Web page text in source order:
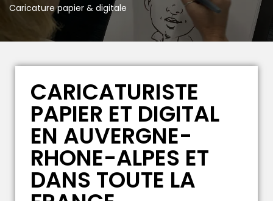
Caricature papier & digitale
CARICATURISTE
PAPIER ET DIGITAL
EN AUVERGNE-
RHONE-ALPES ET
DANS TOUTE LA